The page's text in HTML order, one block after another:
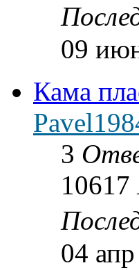
09
Кама
3
10617
04